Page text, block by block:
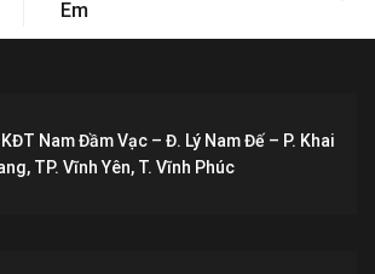
Em
Nam Đầm Vạc – Đ. Lý Nam Đế – P. Khai
TP. Vĩnh Yên, T. Vĩnh Phúc